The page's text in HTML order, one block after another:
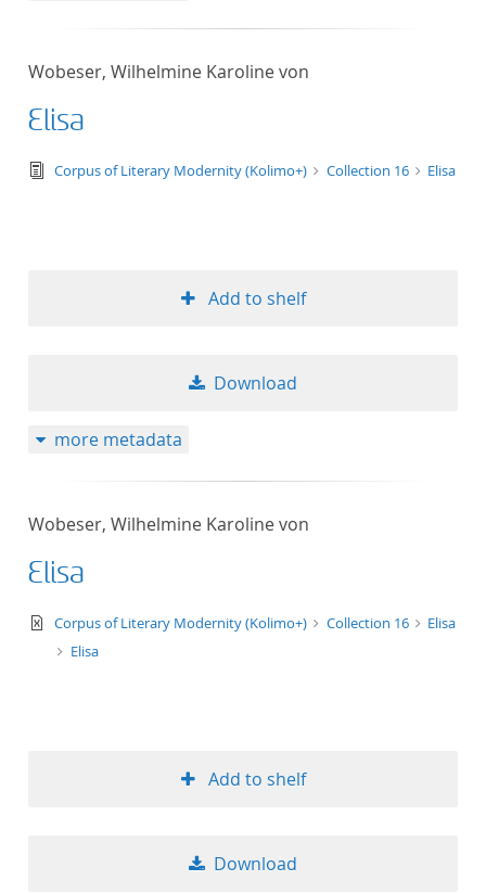
Wobeser, Wilhelmine Karoline von
Elisa
text/tg.edition+tg.aggregation+xml
Corpus of Literary Modernity (Kolimo+) Collection 16 Elisa
Add to shelf
Download
more metadata
Wobeser, Wilhelmine Karoline von
Elisa
text/xml
Corpus of Literary Modernity (Kolimo+) Collection 16
Elisa
Elisa
Add to shelf
Download